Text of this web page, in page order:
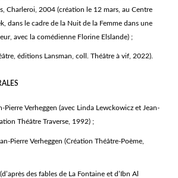
Charleroi, 2004 (création le 12 mars, au Centre
dans le cadre de la Nuit de la Femme dans une
avec la comédienne Florine Elslande) ;
éditions Lansman, coll. Théâtre à vif, 2022).
Pierre Verheggen (avec Linda Lewckowicz et Jean-
Théâtre Traverse, 1992) ;
Pierre Verheggen (Création Théâtre-Poème,
des fables de La Fontaine et d’Ibn Al